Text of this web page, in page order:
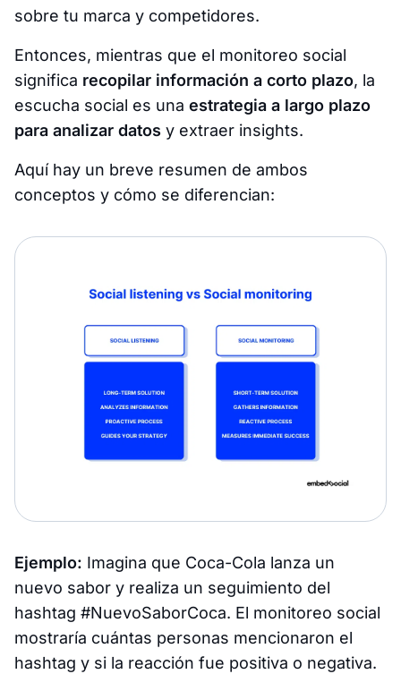
sobre tu marca y competidores.
Entonces, mientras que el monitoreo social
significa recopilar información a corto plazo, la
escucha social es una estrategia a largo plazo
para analizar datos y extraer insights.
Aquí hay un breve resumen de ambos
conceptos y cómo se diferencian:
Ejemplo: Imagina que Coca-Cola lanza un
nuevo sabor y realiza un seguimiento del
hashtag #NuevoSaborCoca. El monitoreo social
mostraría cuántas personas mencionaron el
hashtag y si la reacción fue positiva o negativa.